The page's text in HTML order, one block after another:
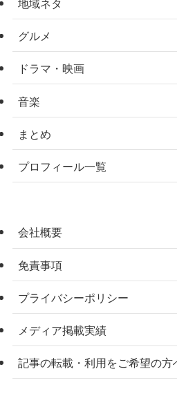
グルメ
ドラマ・映画
音楽
まとめ
プロフィール一覧
会社概要
免責事項
プライバシーポリシー
メディア掲載実績
記事の転載・利用をご希望の方